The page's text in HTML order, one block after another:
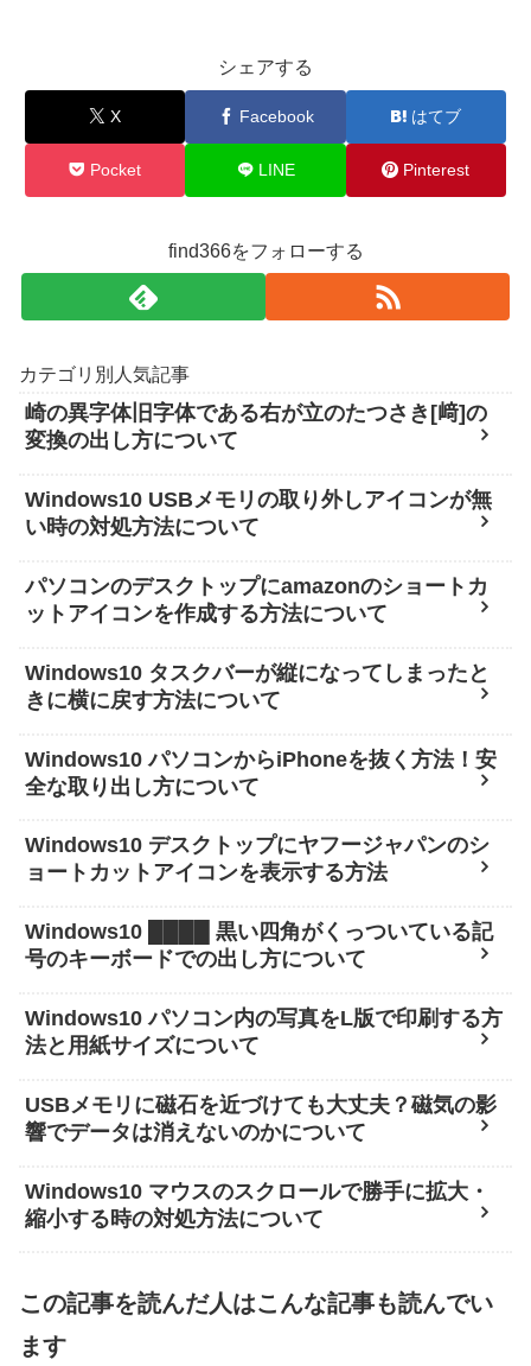
シェアする
X Facebook はてブ
Pocket LINE Pinterest
find366をフォローする
カテゴリ別人気記事
崎の異字体旧字体である右が立のたつさき[﨑]の
変換の出し方について
Windows10 USBメモリの取り外しアイコンが無
い時の対処方法について
パソコンのデスクトップにamazonのショートカ
ットアイコンを作成する方法について
Windows10 タスクバーが縦になってしまったと
きに横に戻す方法について
Windows10 パソコンからiPhoneを抜く方法！安
全な取り出し方について
Windows10 デスクトップにヤフージャパンのシ
ョートカットアイコンを表示する方法
Windows10 ████ 黒い四角がくっついている記
号のキーボードでの出し方について
Windows10 パソコン内の写真をL版で印刷する方
法と用紙サイズについて
USBメモリに磁石を近づけても大丈夫？磁気の影
響でデータは消えないのかについて
Windows10 マウスのスクロールで勝手に拡大・
縮小する時の対処方法について
この記事を読んだ人はこんな記事も読んでい
ます